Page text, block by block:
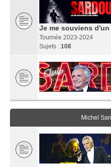
Je me souviens d'un
Tournée 2023-2024
Sujets : 108
Michel